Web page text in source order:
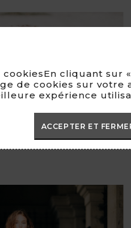
cliquant sur
de cookies sur votre
expérience
ACCEPTER ET